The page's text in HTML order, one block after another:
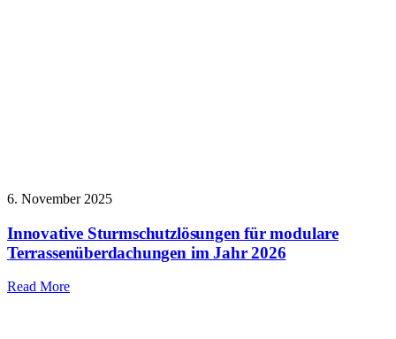
6. November 2025
Innovative Sturmschutzlösungen für modulare
Terrassenüberdachungen im Jahr 2026
Read More